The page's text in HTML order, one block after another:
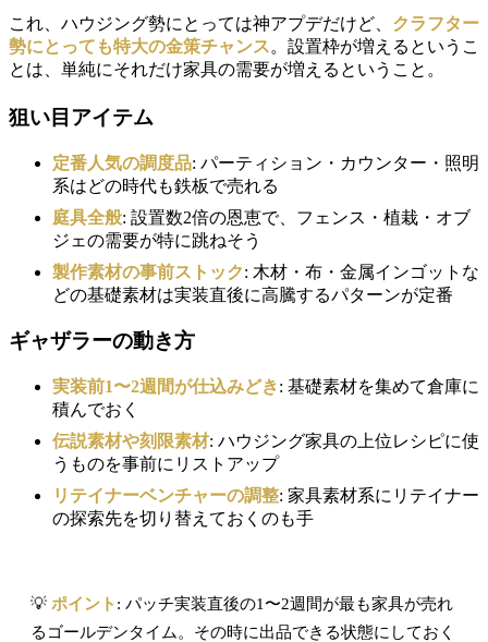
これ、ハウジング勢にとっては神アプデだけど、 クラフター
勢にとっても特大の金策チャンス。設置枠が増えるというこ
とは、単純にそれだけ家具の需要が増えるということ。
狙い目アイテム
定番人気の調度品: パーティション・カウンター・照明
系はどの時代も鉄板で売れる
庭具全般: 設置数2倍の恩恵で、フェンス・植栽・オブ
ジェの需要が特に跳ねそう
製作素材の事前ストック: 木材・布・金属インゴットな
どの基礎素材は実装直後に高騰するパターンが定番
ギャザラーの動き方
実装前1〜2週間が仕込みどき: 基礎素材を集めて倉庫に
積んでおく
伝説素材や刻限素材: ハウジング家具の上位レシピに使
うものを事前にリストアップ
リテイナーベンチャーの調整: 家具素材系にリテイナー
の探索先を切り替えておくのも手
💡 ポイント : パッチ実装直後の1〜2週間が最も家具が売れ
るゴールデンタイム。その時に出品できる状態にしておく